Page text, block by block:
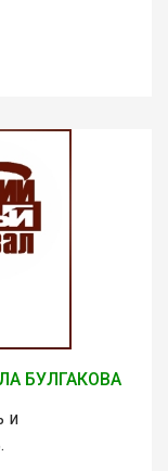
БУЛГАКОВА
и